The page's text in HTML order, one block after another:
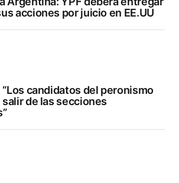
acciones por juicio en EE.UU
“Los candidatos del peronismo
de las secciones